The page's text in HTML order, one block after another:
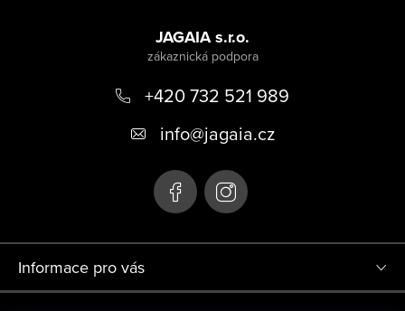
JAGAIA s.r.o.
+420 732 521 989
info@jagaia.cz
Informace pro vás